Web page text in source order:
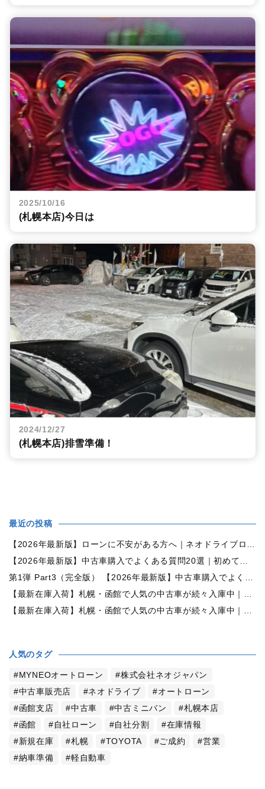
2025/10/16
(札幌本店)今日は
2024/12/27
(札幌本店)排雪準備！
最近の投稿
人気のタグ
MYNEOオートローン
株式会社ネオジャパン
中古車販売店
ネオドライブ
オートローン
函館支店
中古車 中古ミニバン
札幌本店
函館
自社ローン 自社分割
在庫情報
新規在庫
札幌 TOYOTA ご成約
営業
納車準備
軽自動車